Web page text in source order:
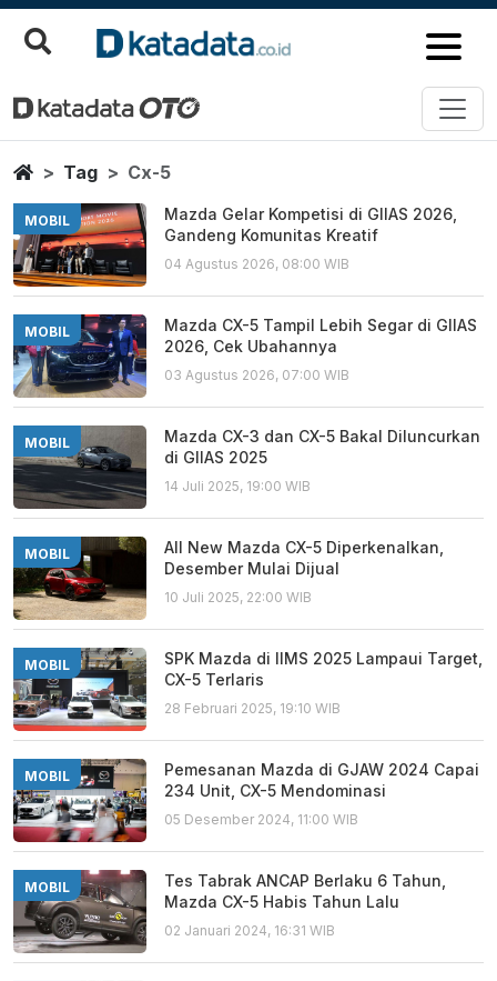
Cx 5
Berita Terbaru
HomeTag Cx-5
MOBIL
Mazda Gelar Kompetisi di GIIAS 2026,
Gandeng Komunitas Kreatif
04 Agustus 2026, 08:00 WIB
MOBIL
Mazda CX-5 Tampil Lebih Segar di GIIAS
2026, Cek Ubahannya
03 Agustus 2026, 07:00 WIB
MOBIL
Mazda CX-3 dan CX-5 Bakal Diluncurkan
di GIIAS 2025
14 Juli 2025, 19:00 WIB
MOBIL
All New Mazda CX-5 Diperkenalkan,
Desember Mulai Dijual
10 Juli 2025, 22:00 WIB
MOBIL
SPK Mazda di IIMS 2025 Lampaui Target,
CX-5 Terlaris
28 Februari 2025, 19:10 WIB
MOBIL
Pemesanan Mazda di GJAW 2024 Capai
234 Unit, CX-5 Mendominasi
05 Desember 2024, 11:00 WIB
MOBIL
Tes Tabrak ANCAP Berlaku 6 Tahun,
Mazda CX-5 Habis Tahun Lalu
02 Januari 2024, 16:31 WIB